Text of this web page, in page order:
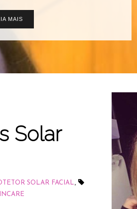
MAIS
Solar
SOLAR FACIAL